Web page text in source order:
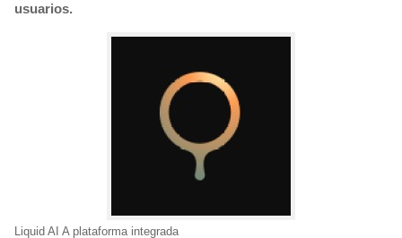
usuarios.
Liquid AI A plataforma integrada